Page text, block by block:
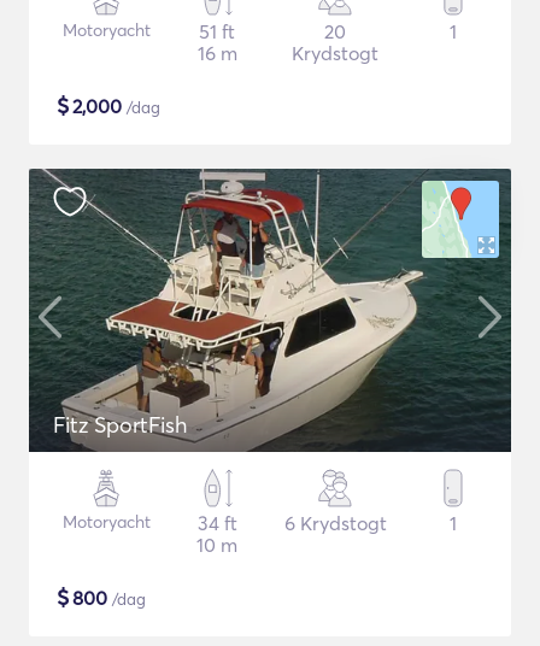
Motoryacht
51 ft
16 m
20
Krydstogt
1
$2,000 /dag
Fitz SportFish
Motoryacht
34 ft
10 m
6 Krydstogt 1
$800 /dag